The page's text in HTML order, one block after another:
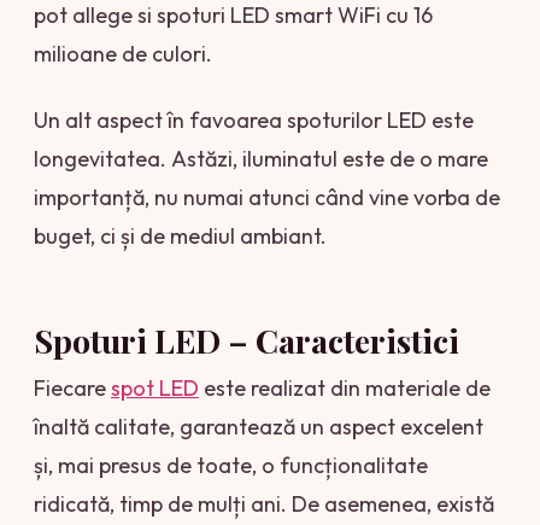
pot allege si spoturi LED smart WiFi cu 16
milioane de culori.
Un alt aspect în favoarea spoturilor LED este
longevitatea. Astăzi, iluminatul este de o mare
importanță, nu numai atunci când vine vorba de
buget, ci și de mediul ambiant.
Spoturi LED – Caracteristici
Fiecarespot LED este realizat din materiale de
înaltă calitate, garantează un aspect excelent
și, mai presus de toate, o funcționalitate
ridicată, timp de mulți ani. De asemenea, există